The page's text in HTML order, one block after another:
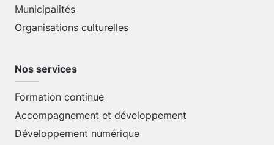
Municipalités
Organisations culturelles
Nos services
Formation continue
Accompagnement et développement
Développement numérique